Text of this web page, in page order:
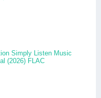
Simply Listen Music
(2026) FLAC